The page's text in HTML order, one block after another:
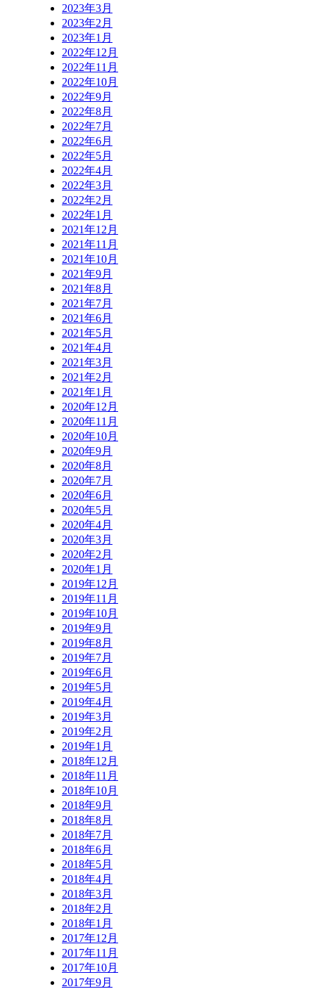
2023年3月
2023年2月
2023年1月
2022年12月
2022年11月
2022年10月
2022年9月
2022年8月
2022年7月
2022年6月
2022年5月
2022年4月
2022年3月
2022年2月
2022年1月
2021年12月
2021年11月
2021年10月
2021年9月
2021年8月
2021年7月
2021年6月
2021年5月
2021年4月
2021年3月
2021年2月
2021年1月
2020年12月
2020年11月
2020年10月
2020年9月
2020年8月
2020年7月
2020年6月
2020年5月
2020年4月
2020年3月
2020年2月
2020年1月
2019年12月
2019年11月
2019年10月
2019年9月
2019年8月
2019年7月
2019年6月
2019年5月
2019年4月
2019年3月
2019年2月
2019年1月
2018年12月
2018年11月
2018年10月
2018年9月
2018年8月
2018年7月
2018年6月
2018年5月
2018年4月
2018年3月
2018年2月
2018年1月
2017年12月
2017年11月
2017年10月
2017年9月